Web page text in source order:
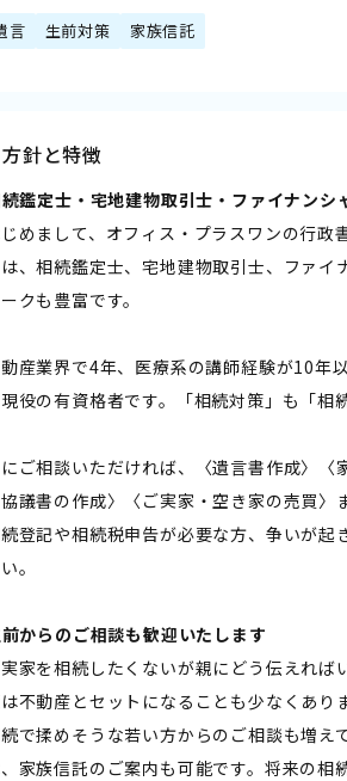
言 生前対策 家族信託
方針と特徴
続鑑定士・宅地建物取引士・ファイナンシ
めまして、オフィス・プラスワンの行政
、相続鑑定士、宅地建物取引士、ファイ
クも豊富です。
産業界で4年、医療系の講師経験が10年
役の有資格者です。「相続対策」も「相
ご相談いただければ、〈遺言書作成〉
議書の作成〉〈ご実家・空き家の売買
登記や相続税申告が必要な方、争いが
。
前からのご相談も歓迎いたします――
実家を相続したくないが親にどう伝えれ
不動産とセットになることも少なくあり
で揉めそうな若い方からのご相談も増え
家族信託のご案内も可能です。将来の相